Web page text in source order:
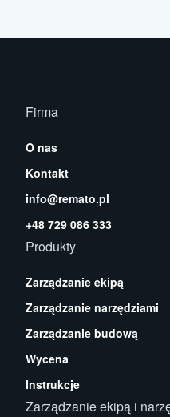
Firma
O nas
Kontakt
info@remato.pl
+48 729 086 333
Produkty
Zarządzanie ekipą
Zarządzanie narzędziami
Zarządzanie budową
Wycena
Instrukcje
Zarządzanie ekipą i